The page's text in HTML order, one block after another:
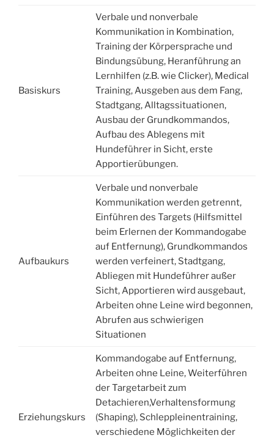
Basiskurs
Verbale und nonverbale
Kommunikation in Kombination,
Training der Körpersprache und
Bindungsübung, Heranführung an
Lernhilfen (z.B. wie Clicker), Medical
Training, Ausgeben aus dem Fang,
Stadtgang, Alltagssituationen,
Ausbau der Grundkommandos,
Aufbau des Ablegens mit
Hundeführer in Sicht, erste
Apportierübungen.
Aufbaukurs
Verbale und nonverbale
Kommunikation werden getrennt,
Einführen des Targets (Hilfsmittel
beim Erlernen der Kommandogabe
auf Entfernung), Grundkommandos
werden verfeinert, Stadtgang,
Abliegen mit Hundeführer außer
Sicht, Apportieren wird ausgebaut,
Arbeiten ohne Leine wird begonnen,
Abrufen aus schwierigen
Situationen
Erziehungskurs
Kommandogabe auf Entfernung,
Arbeiten ohne Leine, Weiterführen
der Targetarbeit zum
Detachieren,Verhaltensformung
(Shaping), Schleppleinentraining,
verschiedene Möglichkeiten der